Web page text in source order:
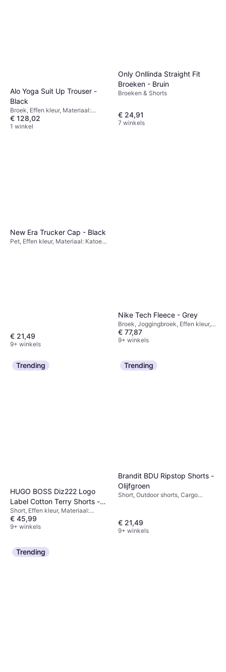
Alo Yoga Suit Up Trouser -
Black
Broek, Effen kleur, Materiaal:
Elastaan/Lycra/Spandex,
Polyester, Rekbaar
€ 128,02
1 winkel
Only Onllinda Straight Fit
Broeken - Bruin
Broeken & Shorts
€ 24,91
7 winkels
New Era Trucker Cap - Black
Pet, Effen kleur, Materiaal: Katoen,
€ 21,49
9+ winkels
Nike Tech Fleece - Grey
Broek, Joggingbroek, Effen kleur,
Materiaal: Katoen, Fleece,
Polyester, Zakken
€ 77,87
9+ winkels
Trending
HUGO BOSS Diz222 Logo
Label Cotton Terry Shorts -
Black
Short, Effen kleur, Materiaal:
Jersey, Katoen, Zakken
€ 45,99
9+ winkels
Trending
Brandit BDU Ripstop Shorts -
Olijfgroen
Short, Outdoor shorts, Cargo
Ribfluweel, Katoen, Polyester,
Synthetisch, Verstelbaar,
Duurzaam, Ademend
€ 21,49
9+ winkels
Trending